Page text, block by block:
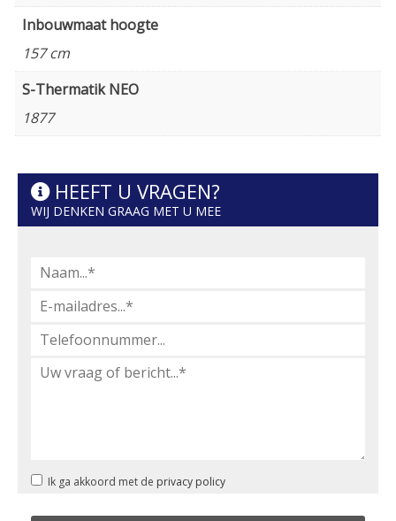
Inbouwmaat hoogte
157 cm
S-Thermatik NEO
1877
HEEFT U VRAGEN?
WIJ DENKEN GRAAG MET U MEE
Ik ga akkoord met de privacy policy